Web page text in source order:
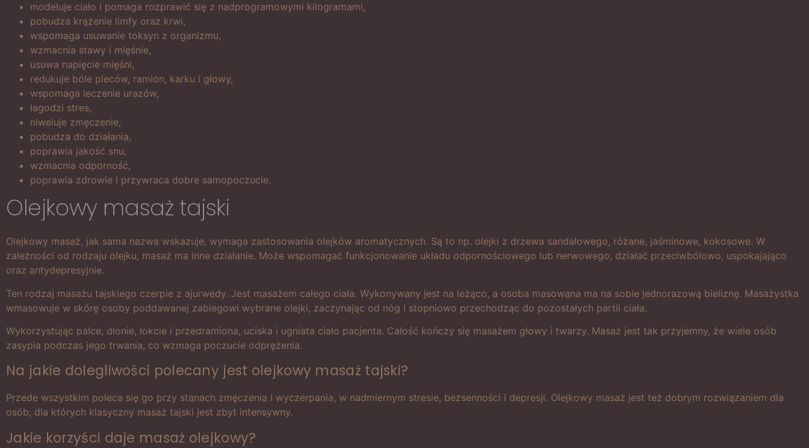
modeluje ciało i pomaga rozprawić się z nadprogramowymi kilogramami,
pobudza krążenie limfy oraz krwi,
wspomaga usuwanie toksyn z organizmu,
wzmacnia stawy i mięśnie,
usuwa napięcie mięśni,
redukuje bóle pleców, ramion, karku i głowy,
wspomaga leczenie urazów,
łagodzi stres,
niweluje zmęczenie,
pobudza do działania,
poprawia jakość snu,
wzmacnia odporność,
poprawia zdrowie i przywraca dobre samopoczucie.
Olejkowy masaż tajski
Olejkowy masaż, jak sama nazwa wskazuje, wymaga zastosowania olejków aromatycznych. Są to np. olejki z drzewa sandałowego, różane, jaśminowe, kokosowe. W
zależności od rodzaju olejku, masaż ma inne działanie. Może wspomagać funkcjonowanie układu odpornościowego lub nerwowego, działać przeciwbólowo, uspokajająco
oraz antydepresyjnie.
Ten rodzaj masażu tajskiego czerpie z ajurwedy. Jest masażem całego ciała. Wykonywany jest na leżąco, a osoba masowana ma na sobie jednorazową bieliznę. Masażystka
wmasowuje w skórę osoby poddawanej zabiegowi wybrane olejki, zaczynając od nóg i stopniowo przechodząc do pozostałych partii ciała.
Wykorzystując palce, dłonie, łokcie i przedramiona, uciska i ugniata ciało pacjenta. Całość kończy się masażem głowy i twarzy. Masaż jest tak przyjemny, że wiele osób
zasypia podczas jego trwania, co wzmaga poczucie odprężenia.
Na jakie dolegliwości polecany jest olejkowy masaż tajski?
Przede wszystkim poleca się go przy stanach zmęczenia i wyczerpania, w nadmiernym stresie, bezsenności i depresji. Olejkowy masaż jest też dobrym rozwiązaniem dla
osób, dla których klasyczny masaż tajski jest zbyt intensywny.
Jakie korzyści daje masaż olejkowy?